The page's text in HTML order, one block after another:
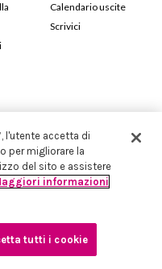
Calendario uscite
Scrivici
- Capitale Sociale 258.250 €
nr.198004 e REA nr.1051898
l'utente accetta di
per migliorare la
del sito e assistere
informazioni
tutti i cookie